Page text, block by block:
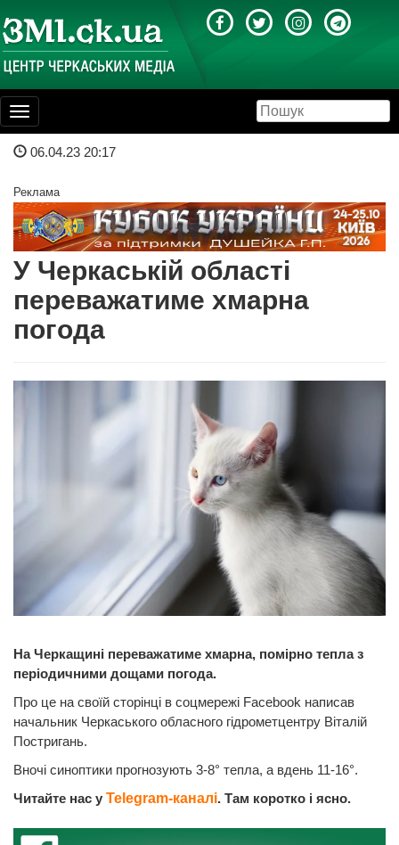
Toggle
navigation
06.04.23 20:17
Реклама
У Черкаській області
переважатиме хмарна
погода
На Черкащині переважатиме хмарна, помірно тепла з
періодичними дощами погода.
Про це на своїй сторінці в соцмережі Facebook написав
начальник Черкаського обласного гідрометцентру Віталій
Постригань.
Вночі синоптики прогнозують 3-8° тепла, а вдень 11-16°.
Читайте нас у Telegram-каналі. Там коротко і ясно.